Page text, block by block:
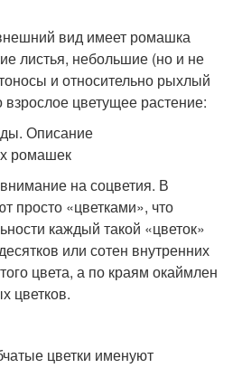
вид имеет ромашка
листья, небольшие (но и не
и относительно рыхлый
цветущее растение:
на соцветия. В
просто «цветками», что
каждый такой «цветок»
или сотен внутренних
цвета, а по краям окаймлен
цветков.
цветки именуют